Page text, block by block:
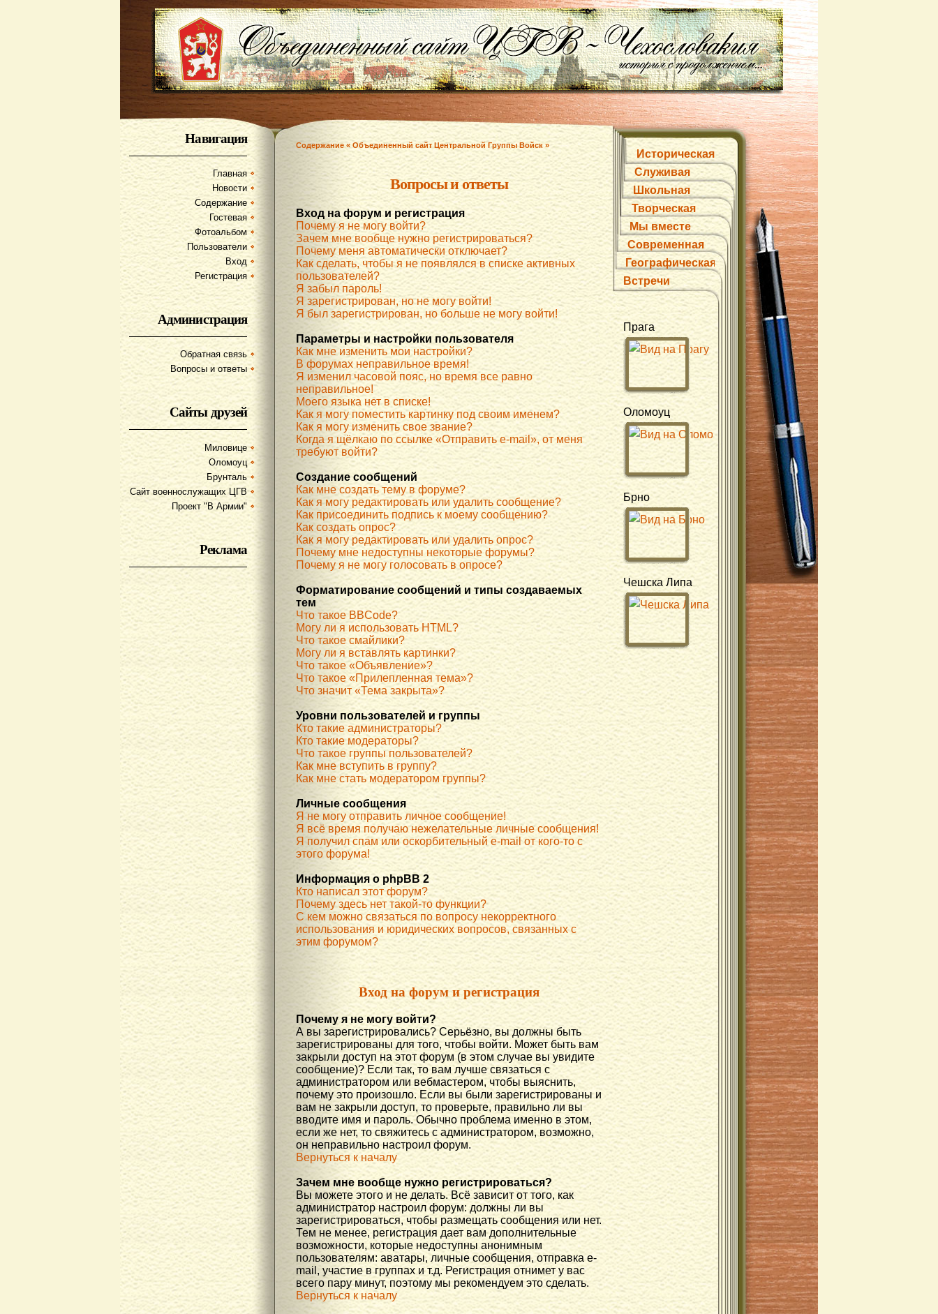
Навигация
Главная
Новости
Содержание
Гостевая
Фотоальбом
Пользователи
Вход
Регистрация
Администрация
Обратная связь
Вопросы и ответы
Сайты друзей
Миловице
Оломоуц
Брунталь
Сайт военнослужащих ЦГВ
Проект "В Армии"
Реклама
Содержание « Объединенный сайт Центральной Группы Войск »
Вопросы и ответы
Вход на форум и регистрация
Почему я не могу войти?
Зачем мне вообще нужно регистрироваться?
Почему меня автоматически отключает?
Как сделать, чтобы я не появлялся в списке активных
пользователей?
Я забыл пароль!
Я зарегистрирован, но не могу войти!
Я был зарегистрирован, но больше не могу войти!
Параметры и настройки пользователя
Как мне изменить мои настройки?
В форумах неправильное время!
Я изменил часовой пояс, но время все равно
неправильное!
Моего языка нет в списке!
Как я могу поместить картинку под своим именем?
Как я могу изменить свое звание?
Когда я щёлкаю по ссылке «Отправить e-mail», от меня
требуют войти?
Создание сообщений
Как мне создать тему в форуме?
Как я могу редактировать или удалить сообщение?
Как присоединить подпись к моему сообщению?
Как создать опрос?
Как я могу редактировать или удалить опрос?
Почему мне недоступны некоторые форумы?
Почему я не могу голосовать в опросе?
Форматирование сообщений и типы создаваемых
тем
Что такое BBCode?
Могу ли я использовать HTML?
Что такое смайлики?
Могу ли я вставлять картинки?
Что такое «Объявление»?
Что такое «Прилепленная тема»?
Что значит «Тема закрыта»?
Уровни пользователей и группы
Кто такие администраторы?
Кто такие модераторы?
Что такое группы пользователей?
Как мне вступить в группу?
Как мне стать модератором группы?
Личные сообщения
Я не могу отправить личное сообщение!
Я всё время получаю нежелательные личные сообщения!
Я получил спам или оскорбительный e-mail от кого-то с
этого форума!
Информация о phpBB 2
Кто написал этот форум?
Почему здесь нет такой-то функции?
С кем можно связаться по вопросу некорректного
использования и юридических вопросов, связанных с
этим форумом?
Вход на форум и регистрация
Почему я не могу войти?
А вы зарегистрировались? Серьёзно, вы должны быть
зарегистрированы для того, чтобы войти. Может быть вам
закрыли доступ на этот форум (в этом случае вы увидите
сообщение)? Если так, то вам лучше связаться с
администратором или вебмастером, чтобы выяснить,
почему это произошло. Если вы были зарегистрированы и
вам не закрыли доступ, то проверьте, правильно ли вы
вводите имя и пароль. Обычно проблема именно в этом,
если же нет, то свяжитесь с администратором, возможно,
он неправильно настроил форум.
Вернуться к началу
Зачем мне вообще нужно регистрироваться?
Вы можете этого и не делать. Всё зависит от того, как
администратор настроил форум: должны ли вы
зарегистрироваться, чтобы размещать сообщения или нет.
Тем не менее, регистрация дает вам дополнительные
возможности, которые недоступны анонимным
пользователям: аватары, личные сообщения, отправка e-
mail, участие в группах и т.д. Регистрация отнимет у вас
всего пару минут, поэтому мы рекомендуем это сделать.
Вернуться к началу
Историческая
Служивая
Школьная
Творческая
Мы вместе
Современная
Географическая
Встречи
Прага
Оломоуц
Брно
Чешска Липа